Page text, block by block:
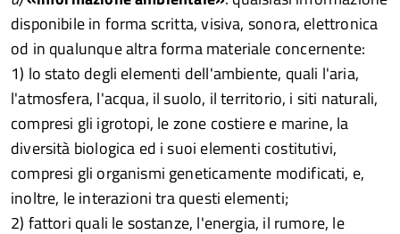
disponibile in forma scritta, visiva, sonora, elettronica
od in qualunque altra forma materiale concernente:
1) lo stato degli elementi dell'ambiente, quali l'aria,
l'atmosfera, l'acqua, il suolo, il territorio, i siti naturali,
compresi gli igrotopi, le zone costiere e marine, la
diversità biologica ed i suoi elementi costitutivi,
compresi gli organismi geneticamente modificati, e,
inoltre, le interazioni tra questi elementi;
2) fattori quali le sostanze, l'energia, il rumore, le